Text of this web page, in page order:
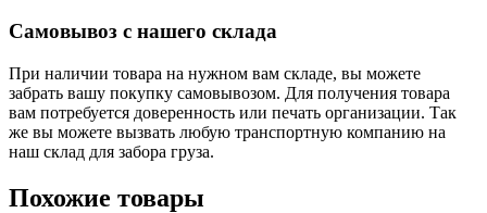
Самовывоз с нашего склада
При наличии товара на нужном вам складе, вы можете
забрать вашу покупку самовывозом. Для получения товара
вам потребуется доверенность или печать организации. Так
же вы можете вызвать любую транспортную компанию на
наш склад для забора груза.
Похожие товары